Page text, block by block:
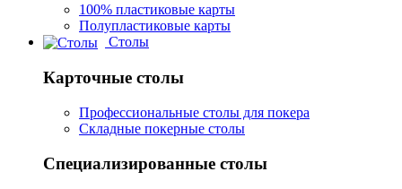
100% пластиковые карты
Полупластиковые карты
Столы
Карточные столы
Профессиональные столы для покера
Складные покерные столы
Специализированные столы